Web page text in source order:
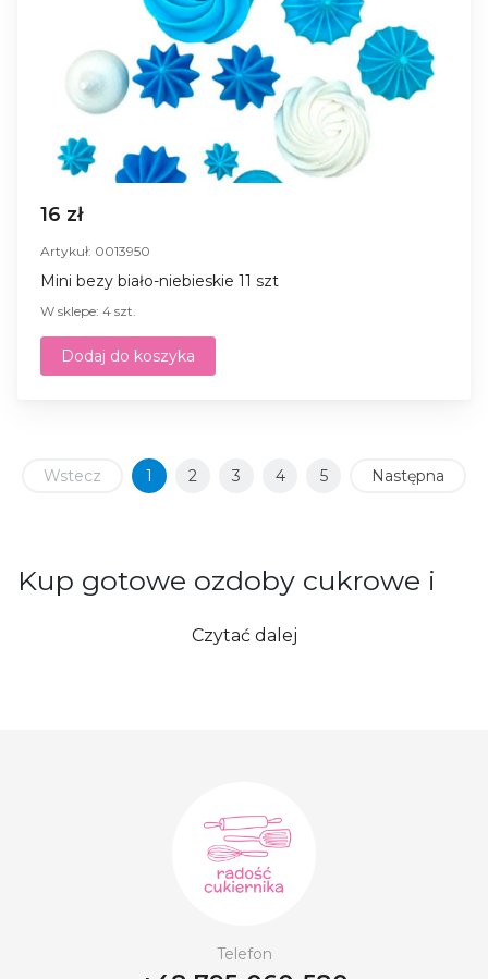
16 zł
Artykuł: 0013950
Mini bezy biało-niebieskie 11 szt
W sklepe: 4 szt.
Dodaj do koszyka
Wstecz 1 2 3 4 5 Następna
Kup gotowe ozdoby cukrowe i
Z internetowym sklepem „Radość cukiernika”
udekorować Twoje wypieki i uczynić je
niezapomnianym prezentem na uroczystości. Nasz
zespół nieustannie aktualizuje ofertę, śledząc
rozwiązaniami. Dekoracje cukrowe nadają się nie
Czytać dalej
Telefon